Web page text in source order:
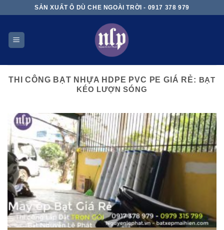
content
SẢN XUẤT Ô DÙ CHE NGOÀI TRỜI - 0917 378 979
THI CÔNG BẠT NHỰA HDPE PVC PE GIÁ RẺ: BẠT
KÉO LƯỢN SÓNG